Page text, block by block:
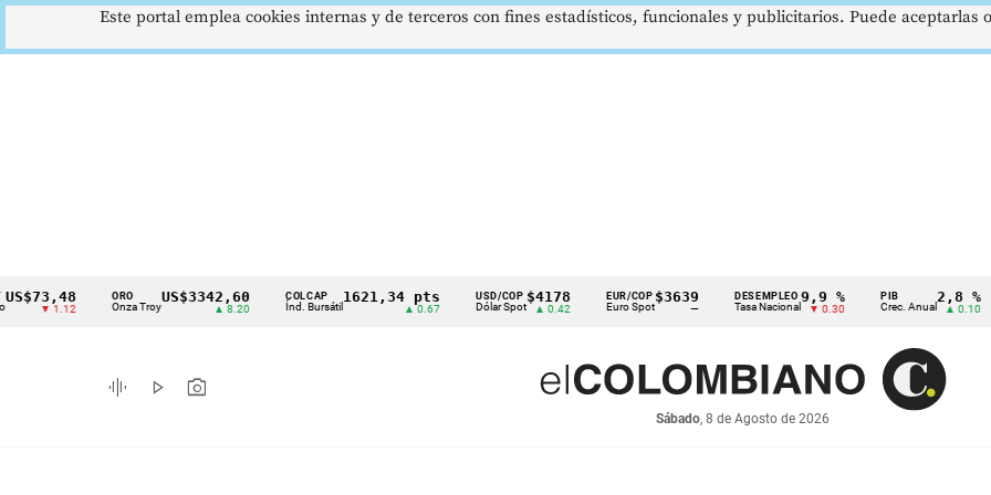
Cintillo
indicadores
económicos
1.12
ORO
Onza Troy
US$3342,60 COLCAP
Índ. Bursátil
1621,34 pts USD/COP
Dólar Spot
$4178
▲ 0.42
EUR/COP
Euro Spot
$3639
—
DESEMPLEO
Tasa Nacional
9,9 %
▼ 0.30
PIB
Crec. Anual
2,8 %
▲ 0.10
TRM
graphic_eq play_arrow photo_camera
Sábado, 8 de Agosto de 2026
Este portal emplea cookies internas y de terceros con fines estadísticos, funcionales y publicitarios. Puede aceptarlas